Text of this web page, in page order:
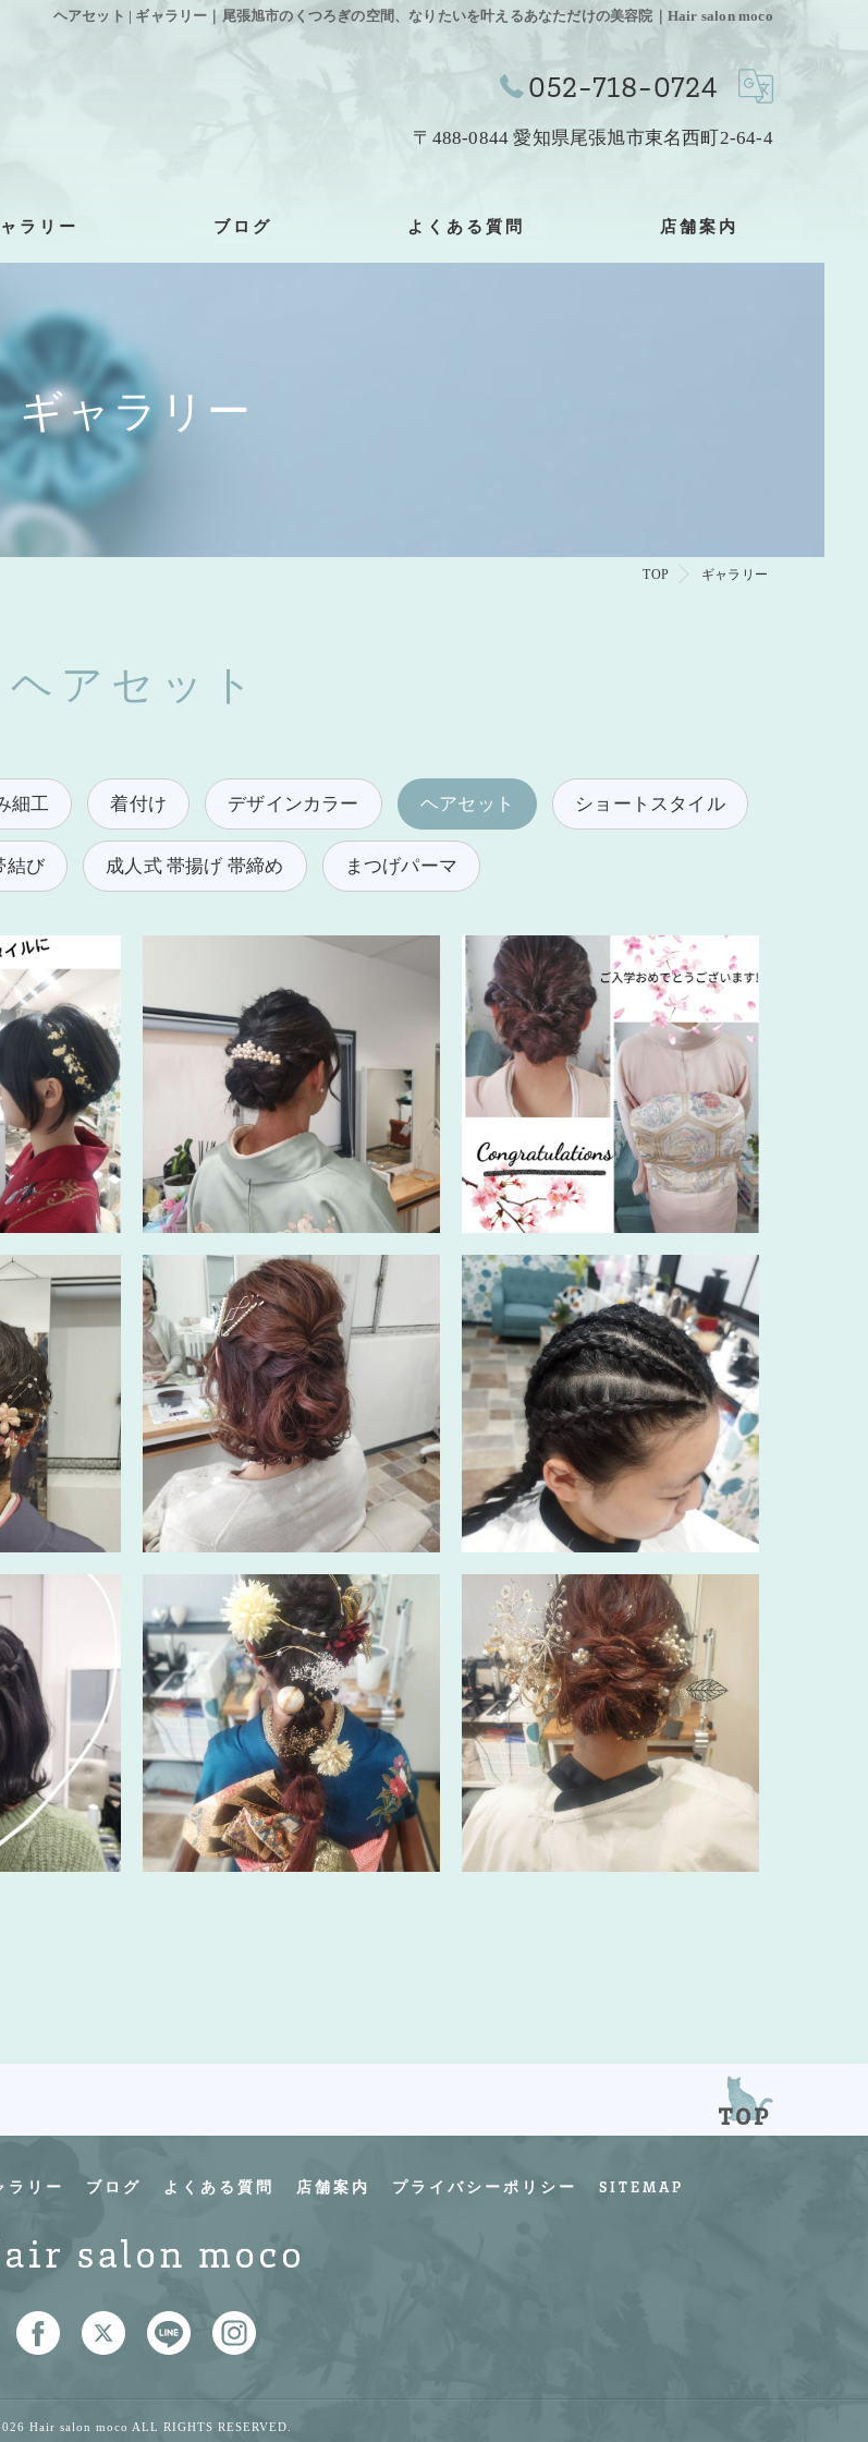
ヘアセット | ギャラリー｜尾張旭市のくつろぎの空間、なりたいを叶えるあなただけの美容院｜Hair salon moco
052-718-0724
〒488-0844 愛知県尾張旭市東名西町2-64-4
ラリー ブログ よくある質問 店舗案内
ギャラリー
TOP ギャラリー
ヘアセット
細工 着付け デザインカラー ヘアセット ショートスタイル
結び 成人式 帯揚げ 帯締め まつげパーマ
ラリー ブログ よくある質問 店舗案内 プライバシーポリシー SITEMAP
Hair salon moco ALL RIGHTS RESERVED.